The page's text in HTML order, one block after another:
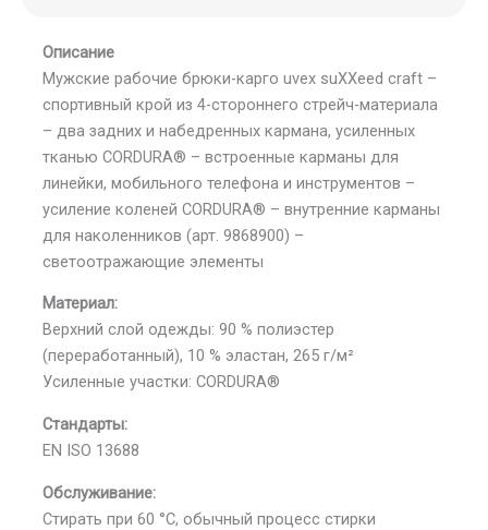
Описание
Мужские рабочие брюки-карго uvex suXXeed craft –
спортивный крой из 4-стороннего стрейч-материала
– два задних и набедренных кармана, усиленных
тканью CORDURA® – встроенные карманы для
линейки, мобильного телефона и инструментов –
усиление коленей CORDURA® – внутренние карманы
для наколенников (арт. 9868900) –
светоотражающие элементы
Материал:
Верхний слой одежды: 90 % полиэстер
(переработанный), 10 % эластан, 265 г/м²
Усиленные участки: CORDURA®
Стандарты:
EN ISO 13688
Обслуживание:
Стирать при 60 °C, обычный процесс стирки